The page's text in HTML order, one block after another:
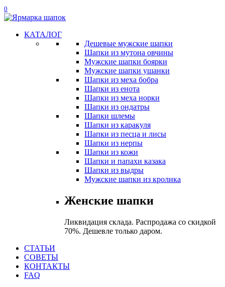
0
КАТАЛОГ
Дешевые мужские шапки
Шапки из мутона овчины
Мужские шапки боярки
Мужские шапки ушанки
Шапки из меха бобра
Шапки из енота
Шапки из меха норки
Шапки из ондатры
Шапки шлемы
Шапки из каракуля
Шапки из песца и лисы
Шапки из нерпы
Шапки из кожи
Шапки и папахи казака
Шапки из выдры
Мужские шапки из кролика
Женские шапки
Ликвидация склада. Распродажа со скидкой
70%. Дешевле только даром.
СТАТЬИ
СОВЕТЫ
КОНТАКТЫ
FAQ